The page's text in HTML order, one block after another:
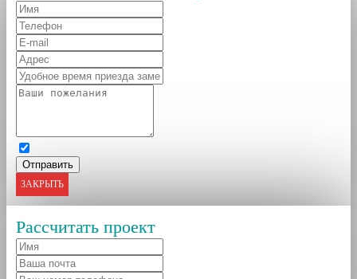
ЗАКРЫТЬ
Рассчитать проект